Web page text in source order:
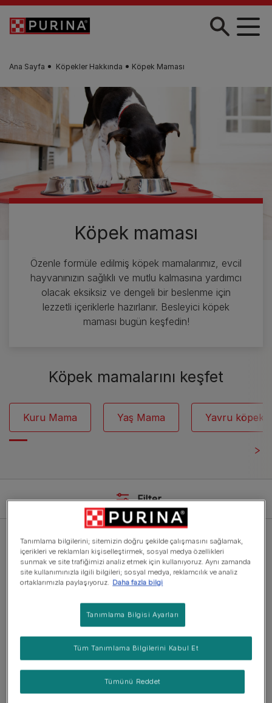
Skip to main content
Ana Sayfa Köpekler Hakkında Köpek Maması
Köpek maması
Özenle formüle edilmiş köpek mamalarımız, evcil
hayvanınızın sağlıklı ve mutlu kalmasına yardımcı
olacak eksiksiz ve dengeli bir beslenme için
lezzetli içeriklerle hazırlanır. Besleyici köpek
maması bugün keşfedin!
Köpek mamalarını keşfet
Kuru Mama Yaş Mama Yavru köpek
Filter
Kuru Mama
Healthy Start Kuru Yavru Köpek
Maması, Zengin Tavuk Eti İçeriği
(0)
Tanımlama bilgilerini; sitemizin doğru şekilde çalışmasını sağlamak,
içerikleri ve reklamları kişiselleştirmek, sosyal medya özellikleri
sunmak ve site trafiğimizi analiz etmek için kullanıyoruz. Aynı zamanda
site kullanımınızla ilgili bilgileri; sosyal medya, reklamcılık ve analiz
ortaklarımızla paylaşıyoruz. Daha fazla bilgi
Tanımlama Bilgisi Ayarları
Tümünü Reddet
Tüm Tanımlama Bilgilerini Kabul Et